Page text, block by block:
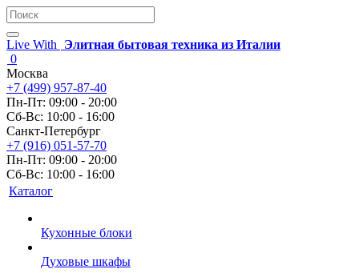
Live With
Элитная бытовая техника из Италии
0
Москва
+7 (499) 957-87-40
Пн-Пт: 09:00 - 20:00
Сб-Вс: 10:00 - 16:00
Санкт-Петербург
+7 (916) 051-57-70
Пн-Пт: 09:00 - 20:00
Сб-Вс: 10:00 - 16:00
Каталог
Кухонные блоки
Духовые шкафы